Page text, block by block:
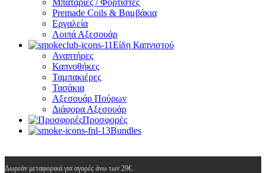
Μπαταρίες / Φορτιστές
Premade Coils & Βαμβάκια
Εργαλεία
Λοιπά Αξεσουάρ
Είδη Καπνιστού
Αναπτήρες
Καπνοθήκες
Ταμπακιέρες
Τασάκια
Αξεσουάρ Πούρων
Διάφορα Αξεσουάρ
Προσφορές
Bundles
Δωρεάν μεταφορικά για αγορές άνω των 29€.